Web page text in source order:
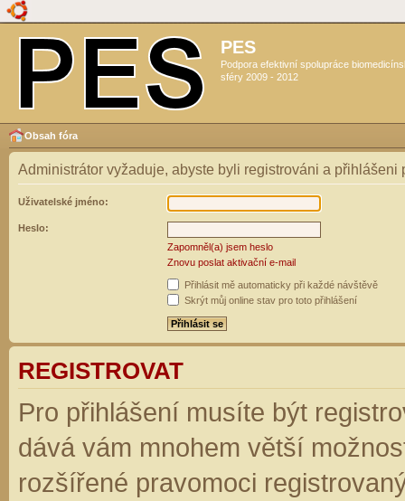
PES
Podpora efektivní spolupráce
sféry 2009 - 2012
Obsah fóra
Administrátor vyžaduje, abyste byli registrováni a přihlášeni
Uživatelské jméno:
Heslo:
Zapomněl(a) jsem heslo
Znovu poslat aktivační e-mail
Přihlásit mě automaticky při každé návštěvě
Skrýt můj online stav pro toto přihlášení
REGISTROVAT
Pro přihlášení musíte být
dává vám mnohem větší
rozšířené pravomoci